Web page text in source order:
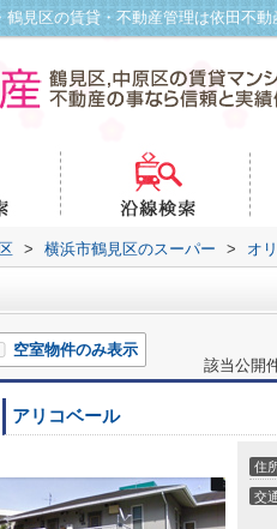
見区の賃貸・不動産管理は依田不動
> 横浜市鶴見区のスーパー > オ
空室物件のみ表示
該当公開
アリコベール
住
交